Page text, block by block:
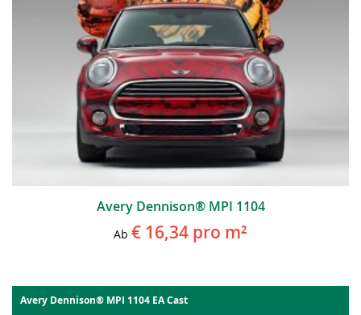
Avery Dennison® MPI 1104
Ab € 16,34 pro m²
Avery Dennison® MPI 1104 EA Cast